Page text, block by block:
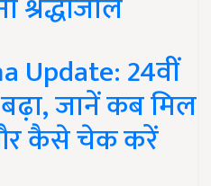
Update: 24वीं
जानें कब मिल
कैसे चेक करें